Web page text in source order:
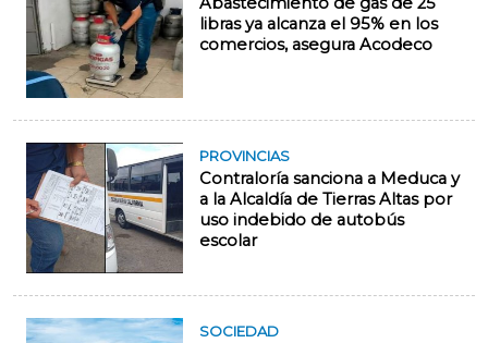
libras ya alcanza el 95% en los
comercios, asegura Acodeco
PROVINCIAS
Contraloría sanciona a Meduca y
a la Alcaldía de Tierras Altas por
uso indebido de autobús
escolar
SOCIEDAD